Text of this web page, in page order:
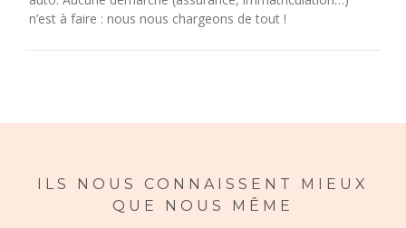
n’est à faire : nous nous chargeons de tout !
ILS NOUS CONNAISSENT MIEUX
QUE NOUS MÊME